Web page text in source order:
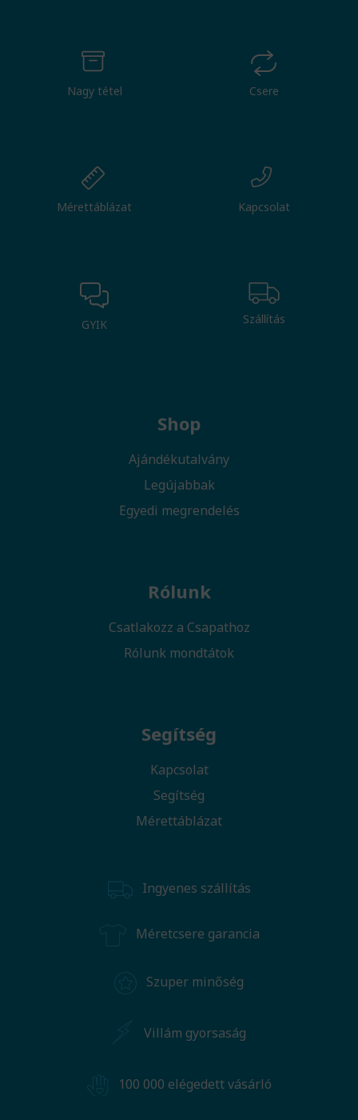
Nagy tétel Csere
Mérettáblázat Kapcsolat
GYIK Szállítás
Shop
Ajándékutalvány
Legújabbak
Egyedi megrendelés
Rólunk
Csatlakozz a Csapathoz
Rólunk mondtátok
Segítség
Kapcsolat
Segítség
Mérettáblázat
Ingyenes szállítás
Méretcsere garancia
Szuper minőség
Villám gyorsaság
100 000 elégedett vásárló